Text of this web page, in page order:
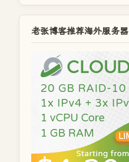
老张博客推荐海外服务器